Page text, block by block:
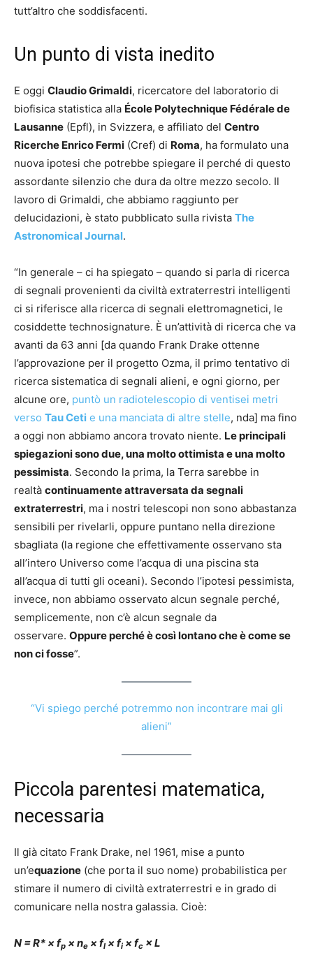
tutt’altro che soddisfacenti.
Un punto di vista inedito
E oggi Claudio Grimaldi, ricercatore del laboratorio di
biofisica statistica alla École Polytechnique Fédérale de
Lausanne (Epfl), in Svizzera, e affiliato del Centro
Ricerche Enrico Fermi (Cref) di Roma, ha formulato una
nuova ipotesi che potrebbe spiegare il perché di questo
assordante silenzio che dura da oltre mezzo secolo. Il
lavoro di Grimaldi, che abbiamo raggiunto per
delucidazioni, è stato pubblicato sulla rivista The
Astronomical Journal.
“In generale – ci ha spiegato – quando si parla di ricerca
di segnali provenienti da civiltà extraterrestri intelligenti
ci si riferisce alla ricerca di segnali elettromagnetici, le
cosiddette technosignature. È un’attività di ricerca che va
avanti da 63 anni [da quando Frank Drake ottenne
l’approvazione per il progetto Ozma, il primo tentativo di
ricerca sistematica di segnali alieni, e ogni giorno, per
alcune ore, puntò un radiotelescopio di ventisei metri
verso Tau Ceti e una manciata di altre stelle, nda] ma fino
a oggi non abbiamo ancora trovato niente. Le principali
spiegazioni sono due, una molto ottimista e una molto
pessimista. Secondo la prima, la Terra sarebbe in
realtà continuamente attraversata da segnali
extraterrestri, ma i nostri telescopi non sono abbastanza
sensibili per rivelarli, oppure puntano nella direzione
sbagliata (la regione che effettivamente osservano sta
all’intero Universo come l’acqua di una piscina sta
all’acqua di tutti gli oceani). Secondo l’ipotesi pessimista,
invece, non abbiamo osservato alcun segnale perché,
semplicemente, non c’è alcun segnale da
osservare. Oppure perché è così lontano che è come se
non ci fosse”.
“Vi spiego perché potremmo non incontrare mai gli
alieni”
Piccola parentesi matematica,
necessaria
Il già citato Frank Drake, nel 1961, mise a punto
un’equazione (che porta il suo nome) probabilistica per
stimare il numero di civiltà extraterrestri e in grado di
comunicare nella nostra galassia. Cioè:
N = R* × fp × ne × fl × fi × fc × L